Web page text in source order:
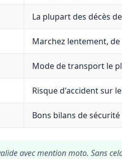
La plupart des décès
Marchez lentement,
Mode de transport le
Risque d'accident sur
Bons bilans de
avec mention moto. Sans